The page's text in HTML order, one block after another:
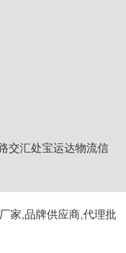
交汇处宝运达物流信
家,品牌供应商,代理批